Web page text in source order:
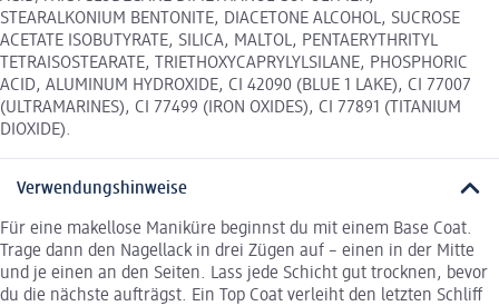
STEARALKONIUM BENTONITE, DIACETONE ALCOHOL, SUCROSE
ACETATE ISOBUTYRATE, SILICA, MALTOL, PENTAERYTHRITYL
TETRAISOSTEARATE, TRIETHOXYCAPRYLYLSILANE, PHOSPHORIC
ACID, ALUMINUM HYDROXIDE, CI 42090 (BLUE 1 LAKE), CI 77007
(ULTRAMARINES), CI 77499 (IRON OXIDES), CI 77891 (TITANIUM
DIOXIDE).
Verwendungshinweise
Für eine makellose Maniküre beginnst du mit einem Base Coat.
Trage dann den Nagellack in drei Zügen auf – einen in der Mitte
und je einen an den Seiten. Lass jede Schicht gut trocknen, bevor
du die nächste aufträgst. Ein Top Coat verleiht den letzten Schliff